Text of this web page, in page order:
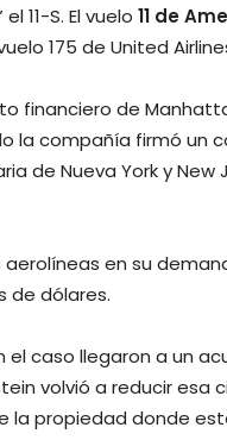
11-S. El vuelo 11 de
175 de United
financiero de
la compañía firmó un
de Nueva York y
aerolíneas en su
de dólares.
el caso llegaron a un
volvió a reducir esa
la propiedad donde